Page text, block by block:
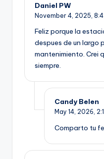
Daniel PW
November 4, 2025,
Feliz porque la
despues de un largo
mantenimiento. Crei
siempre.
Candy Belen
May 14, 2026,
Comparto tu